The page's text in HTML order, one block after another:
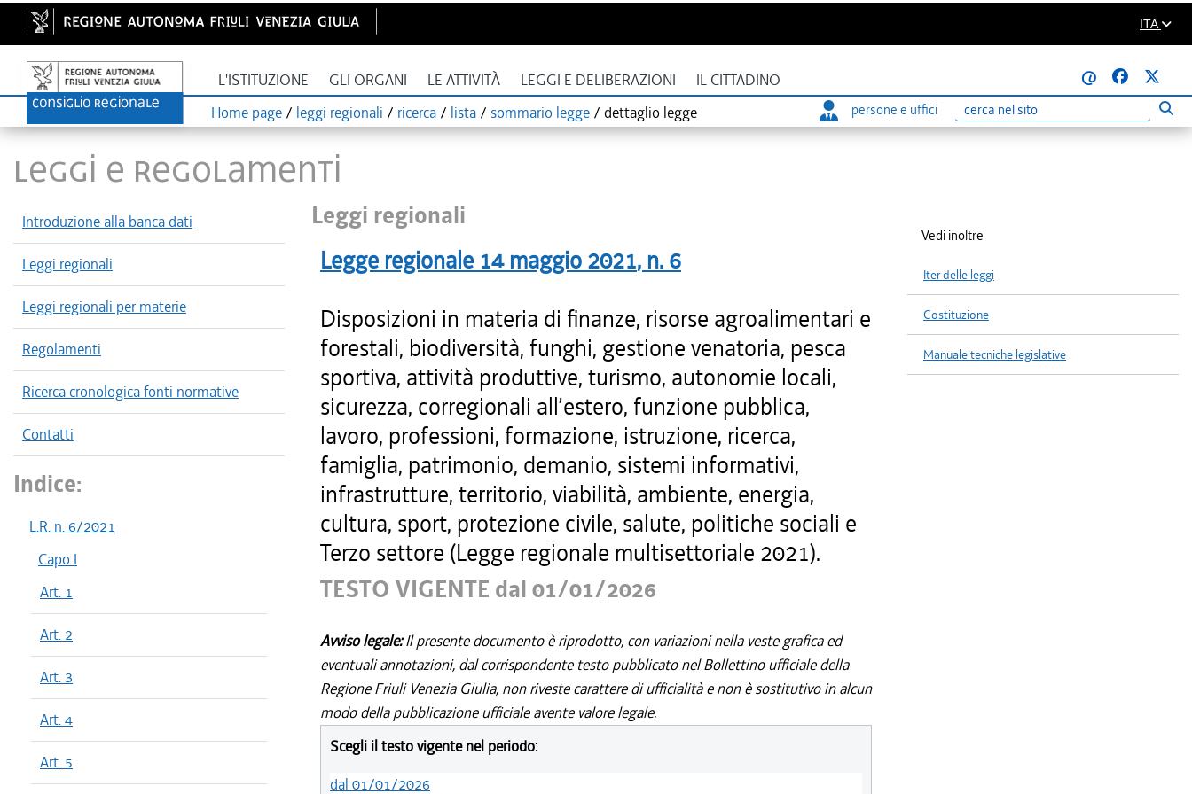
ITA
L'ISTITUZIONE GLI ORGANI LE ATTIVITÀ LEGGI E DELIBERAZIONI IL CITTADINO
@
Home page / leggi regionali / ricerca / lista / sommario legge / dettaglio legge persone e uffici
Ricerca
LEGGI E REGOLAMENTI
Introduzione alla banca dati
Leggi regionali
Leggi regionali per materie
Regolamenti
Ricerca cronologica fonti normative
Contatti
Indice:
L.R. n. 6/2021
Capo I
Art. 1
Art. 2
Art. 3
Art. 4
Art. 5
Leggi regionali
Legge regionale 14 maggio 2021, n. 6
Disposizioni in materia di finanze, risorse agroalimentari e
forestali, biodiversità, funghi, gestione venatoria, pesca
sportiva, attività produttive, turismo, autonomie locali,
sicurezza, corregionali all’estero, funzione pubblica,
lavoro, professioni, formazione, istruzione, ricerca,
famiglia, patrimonio, demanio, sistemi informativi,
infrastrutture, territorio, viabilità, ambiente, energia,
cultura, sport, protezione civile, salute, politiche sociali e
Terzo settore (Legge regionale multisettoriale 2021).
TESTO VIGENTE dal 01/01/2026
Avviso legale:Il presente documento è riprodotto, con variazioni nella veste grafica ed
eventuali annotazioni, dal corrispondente testo pubblicato nel Bollettino ufficiale della
Regione Friuli Venezia Giulia, non riveste carattere di ufficialità e non è sostitutivo in alcun
modo della pubblicazione ufficiale avente valore legale.
Scegli il testo vigente nel periodo:
dal 01/01/2026
Vedi inoltre
Iter delle leggi
Costituzione
Manuale tecniche legislative